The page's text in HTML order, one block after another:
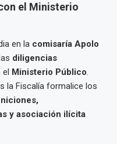
el Ministerio
en la comisaría Apolo
diligencias
Ministerio Público.
la Fiscalía formalice los
y asociación ilícita